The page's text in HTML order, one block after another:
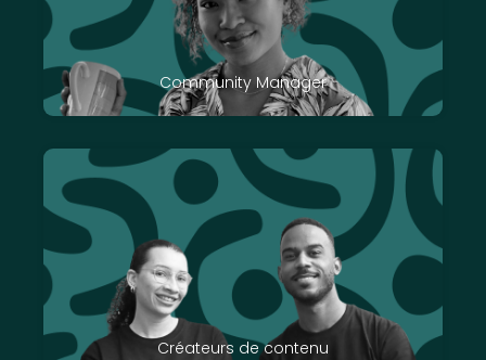
Community Manager
Créateurs de contenu